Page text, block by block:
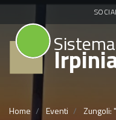
Sistema
Home Eventi Zungoli: